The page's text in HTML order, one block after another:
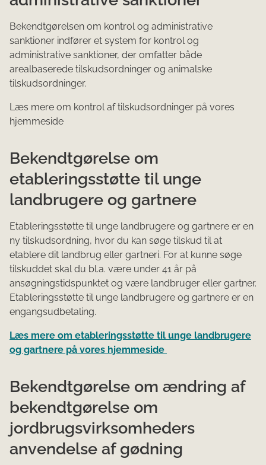
Bekendtgørelsen om kontrol og administrative
sanktioner indfører et system for kontrol og
administrative sanktioner, der omfatter både
arealbaserede tilskudsordninger og animalske
tilskudsordninger.
Læs mere om kontrol af tilskudsordninger på vores
hjemmeside
Bekendtgørelse om
etableringsstøtte til unge
landbrugere og gartnere
Etableringsstøtte til unge landbrugere og gartnere er en
ny tilskudsordning, hvor du kan søge tilskud til at
etablere dit landbrug eller gartneri. For at kunne søge
tilskuddet skal du bl.a. være under 41 år på
ansøgningstidspunktet og være landbruger eller gartner.
Etableringsstøtte til unge landbrugere og gartnere er en
engangsudbetaling.
Læs mere om etableringsstøtte til unge landbrugere
og gartnere på vores hjemmeside
Bekendtgørelse om ændring af
bekendtgørelse om
jordbrugsvirksomheders
anvendelse af gødning